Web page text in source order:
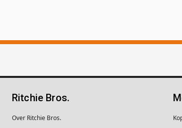
Ritchie Bros.
Over Ritchie Bros.